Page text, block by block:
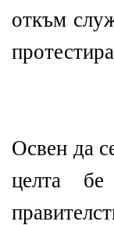
откъм
Освен да
целта